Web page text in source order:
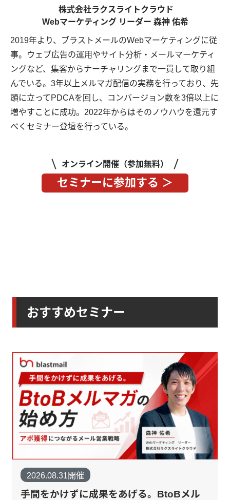
株式会社ラクスライトクラウド
Webマーケティング リーダー 森神 佑希
2019年より、ブラストメールのWebマーケティングに従
事。ウェブ広告の運用やサイト分析・メールマーケティ
ングなど、集客からナーチャリングまで一貫して取り組
んでいる。3年以上メルマガ配信の実務を行っており、先
頭に立ってPDCAを回し、コンバージョン数を3倍以上に
増やすことに成功。2022年からはそのノウハウを還元す
べくセミナー登壇を行っている。
オンライン開催（参加無料）
セミナーに参加する ＞
おすすめセミナー
2026.08.31開催
手間をかけずに成果をあげる。BtoBメル